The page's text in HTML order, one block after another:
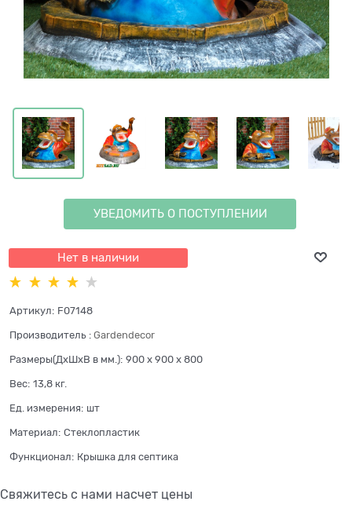
УВЕДОМИТЬ О ПОСТУПЛЕНИИ
Нет в наличии
Артикул: F07148
Производитель : Gardendecor
Размеры(ДхШхВ в мм.): 900 x 900 x 800
Вес: 13,8 кг.
Ед. измерения: шт
Материал: Стеклопластик
Функционал: Крышка для септика
Свяжитесь с нами насчет цены